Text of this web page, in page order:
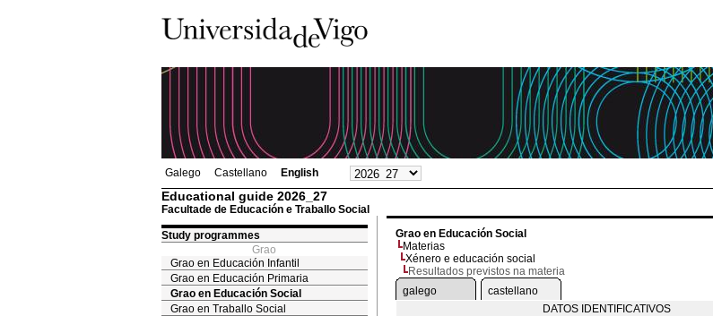
Galego Castellano English
Educational guide 2026_27
Facultade de Educación e Traballo Social
Study programmes
Grao
Grao en Educación Infantil
Grao en Educación Primaria
Grao en Educación Social
Grao en Traballo Social
Grao en Educación Social
Materias
Xénero e educación social
Resultados previstos na materia
galego
castellano
DATOS IDENTIFICATIVOS